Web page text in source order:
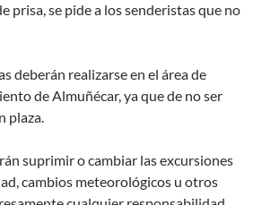
prisa, se pide a los senderistas que no
deberán realizarse en el área de
de Almuñécar, ya que de no ser
plaza.
suprimir o cambiar las excursiones
cambios meteorológicos u otros